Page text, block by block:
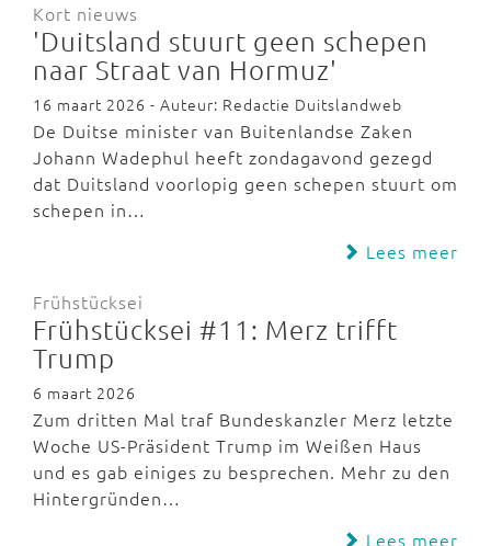
Kort nieuws
'Duitsland stuurt geen schepen
naar Straat van Hormuz'
16 maart 2026 - Auteur: Redactie Duitslandweb
De Duitse minister van Buitenlandse Zaken
Johann Wadephul heeft zondagavond gezegd
dat Duitsland voorlopig geen schepen stuurt om
schepen in…
Lees meer
Frühstücksei
Frühstücksei #11: Merz trifft
Trump
6 maart 2026
Zum dritten Mal traf Bundeskanzler Merz letzte
Woche US-Präsident Trump im Weißen Haus
und es gab einiges zu besprechen. Mehr zu den
Hintergründen…
Lees meer